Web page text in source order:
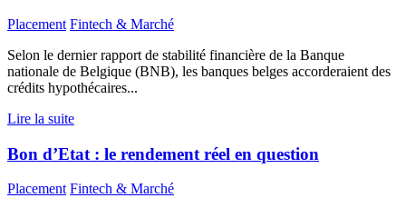
Placement Fintech & Marché
Selon le dernier rapport de stabilité financière de la Banque
nationale de Belgique (BNB), les banques belges accorderaient des
crédits hypothécaires...
Lire la suite
Bon d’Etat : le rendement réel en question
Placement Fintech & Marché